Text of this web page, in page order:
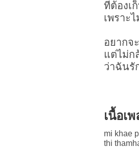
ที่ต้องเ
เพราะ
อยากจ
แต่ไม่ก
ว่าฉันรั
เนื้อเ
mi khae
thi